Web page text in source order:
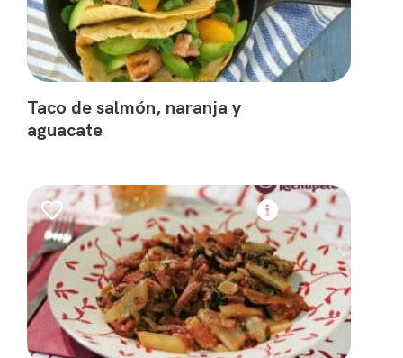
Taco de salmón, naranja y
aguacate